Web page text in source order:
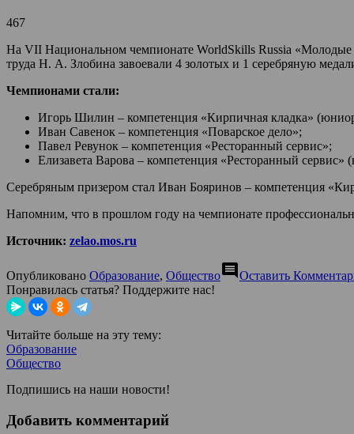
467
На VII Национальном чемпионате WorldSkills Russia «Молодые
труда Н. А. Злобина завоевали 4 золотых и 1 серебряную
Чемпионами стали:
Игорь Шилин – компетенция «Кирпичная кладка»
Иван Савенок – компетенция «Поварское дело»;
Павел Ревунок – компетенция «Ресторанный сервис»;
Елизавета Варова – компетенция «Ресторанный
Серебряным призером стал Иван Бояринов – компетенция
Напомним, что в прошлом году на чемпионате
Источник: zelao.mos.ru
Опубликовано Образование, Обществоcomment Оставить
Понравилась статья? Поддержите нас!
Читайте больше на эту тему:
Образование
Общество
Подпишись на наши новости!
Добавить комментарий